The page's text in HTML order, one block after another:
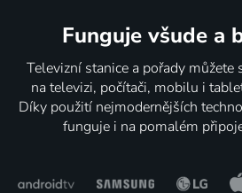
Funguje všude a
Televizní stanice a pořady můžete
na televizi, počítači, mobilu i
Díky použití nejmodernějších
funguje i na pomalém